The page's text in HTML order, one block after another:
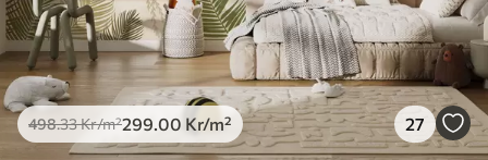
498.33Kr/m²299 .00 Kr/m² 27